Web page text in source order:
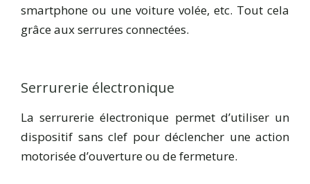
smartphone ou une voiture volée, etc. Tout cela
grâce aux serrures connectées.
Serrurerie électronique
La serrurerie électronique permet d’utiliser un
dispositif sans clef pour déclencher une action
motorisée d’ouverture ou de fermeture.